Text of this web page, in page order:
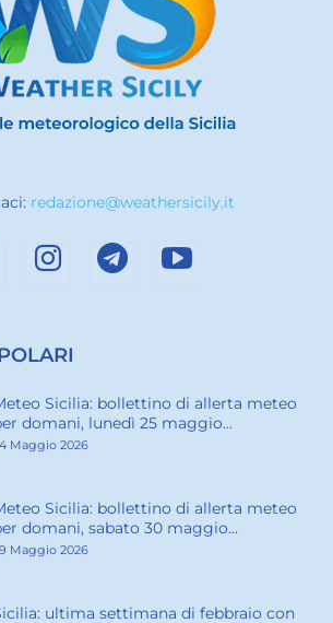
redazione@weathersicily.it
Sicilia: bollettino di allerta meteo
domani, lunedì 25 maggio...
Maggio 2026
Sicilia: bollettino di allerta meteo
domani, sabato 30 maggio...
Maggio 2026
ultima settimana di febbraio con